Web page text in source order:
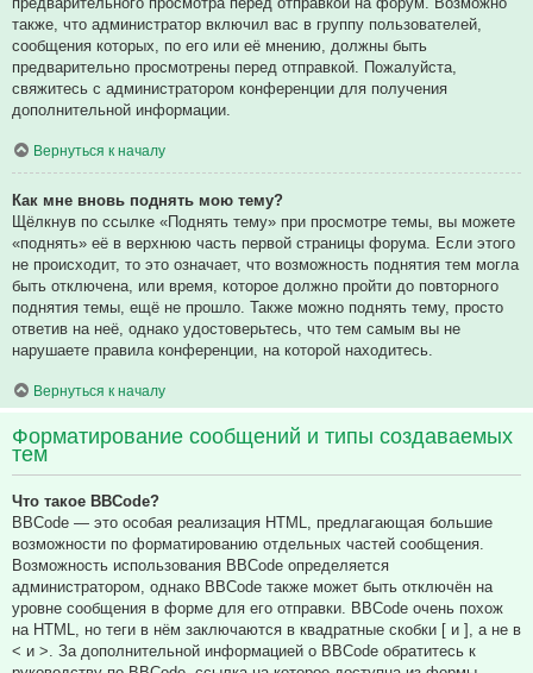
также, что администратор включил вас в группу пользователей,
сообщения которых, по его или её мнению, должны быть
предварительно просмотрены перед отправкой. Пожалуйста,
свяжитесь с администратором конференции для получения
дополнительной информации.
Вернуться к началу
Как мне вновь поднять мою тему?
Щёлкнув по ссылке «Поднять тему» при просмотре темы, вы можете
«поднять» её в верхнюю часть первой страницы форума. Если этого
не происходит, то это означает, что возможность поднятия тем могла
быть отключена, или время, которое должно пройти до повторного
поднятия темы, ещё не прошло. Также можно поднять тему, просто
ответив на неё, однако удостоверьтесь, что тем самым вы не
нарушаете правила конференции, на которой находитесь.
Вернуться к началу
Форматирование сообщений и типы создаваемых
тем
Что такое BBCode?
BBCode — это особая реализация HTML, предлагающая большие
возможности по форматированию отдельных частей сообщения.
Возможность использования BBCode определяется
администратором, однако BBCode также может быть отключён на
уровне сообщения в форме для его отправки. BBCode очень похож
на HTML, но теги в нём заключаются в квадратные скобки [ и ], а не в
< и >. За дополнительной информацией о BBCode обратитесь к